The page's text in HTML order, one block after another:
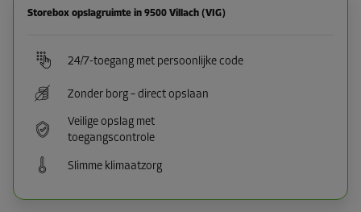
Storebox opslagruimte in 9500 Villach (VIG)
24/7-toegang met persoonlijke code
Zonder borg – direct opslaan
Veilige opslag met
toegangscontrole
Slimme klimaatzorg